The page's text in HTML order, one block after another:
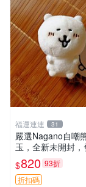
福運連連 31
嚴選Nagano自嘲
玉，全新未開封
確認，海南 廣西
agano自嘲熊笑臉
未開封，發貨前視
$820 93折
折扣碼